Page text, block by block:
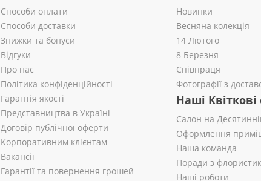
Способи оплати
Способи доставки
Знижки та бонуси
Відгуки
Про нас
Політика конфіденційності
Гарантія якості
Представництва в Україні
Договір публічної оферти
Корпоративним клієнтам
Вакансії
Гарантії та повернення грошей
Новинки
Весняна колекція
14 Лютого
8 Березня
Співпраця
Фотографії з
Наші
Салон на
Оформлення
Наша команда
Поради з
Наші роботи